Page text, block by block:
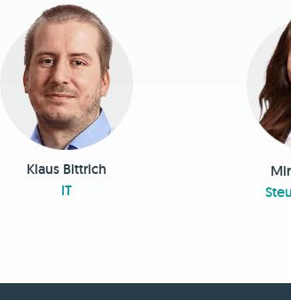
Klaus Bittrich
IT